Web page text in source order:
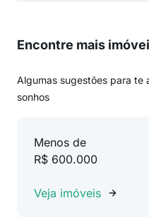
Encontre mais
Algumas sugestões para te
sonhos
Menos de
R$ 600.000
Veja imóveis